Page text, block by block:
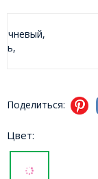
Поделиться:
Цвет: